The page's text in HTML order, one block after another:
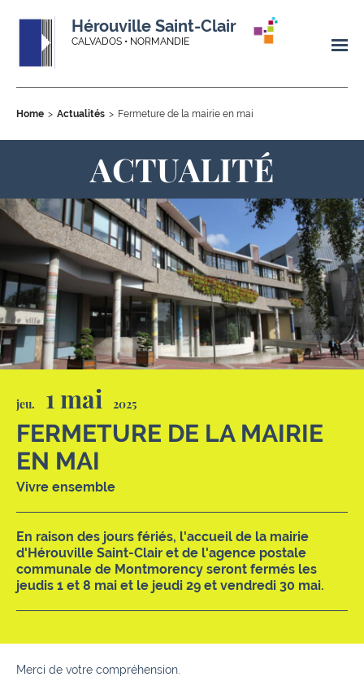
Hérouville Saint-Clair
CALVADOS • NORMANDIE
Home Actualités Fermeture de la mairie en mai
ACTUALITÉ
jeu. 1 mai 2025
FERMETURE DE LA MAIRIE
EN MAI
Vivre ensemble
En raison des jours fériés, l'accueil de la mairie
d'Hérouville Saint-Clair et de l'agence postale
communale de Montmorency seront fermés les
jeudis 1 et 8 mai et le jeudi 29 et vendredi 30 mai.
Merci de votre compréhension.